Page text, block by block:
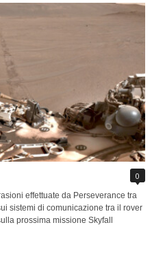
0
effettuate da Perseverance tra
sistemi di comunicazione tra il rover
prossima missione Skyfall